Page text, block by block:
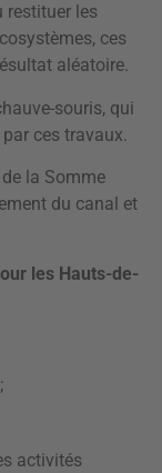
restituer les
ces
aléatoire.
souris, qui
ces travaux.
la Somme
du canal et
les Hauts-de-
activités